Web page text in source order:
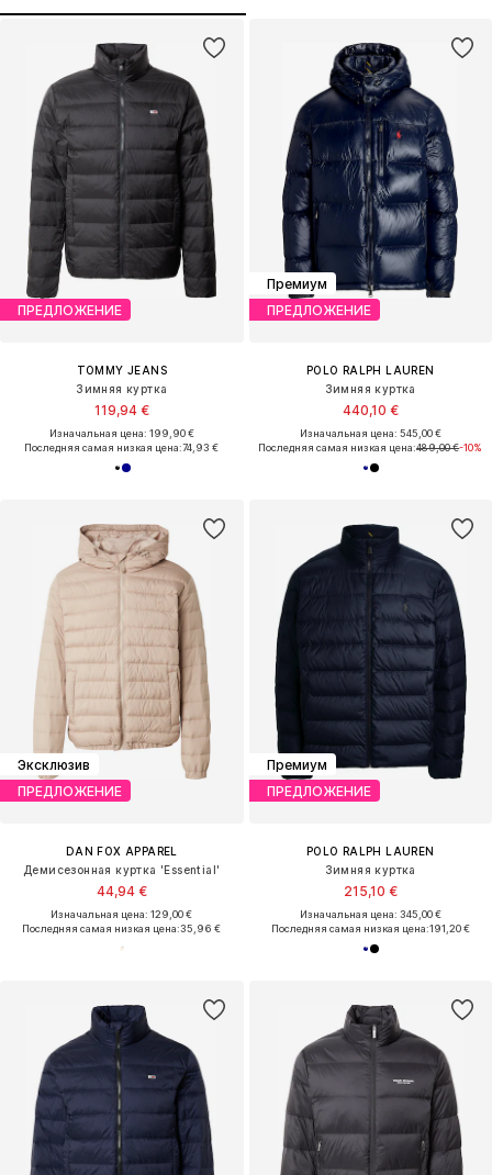
ПРЕДЛОЖЕНИЕ
TOMMY JEANS
Зимняя куртка
119,94 €
Изначальная цена: 199,90 €
Последняя самая низкая цена:74,93 €
Премиум
ПРЕДЛОЖЕНИЕ
POLO RALPH LAUREN
Зимняя куртка
440,10 €
Изначальная цена: 545,00 €
Последняя самая низкая цена:489,00 €-10%
Эксклюзив
ПРЕДЛОЖЕНИЕ
DAN FOX APPAREL
Демисезонная куртка 'Essential'
44,94 €
Изначальная цена: 129,00 €
Последняя самая низкая цена:35,96 €
Премиум
ПРЕДЛОЖЕНИЕ
POLO RALPH LAUREN
Зимняя куртка
215,10 €
Изначальная цена: 345,00 €
Последняя самая низкая цена:191,20 €